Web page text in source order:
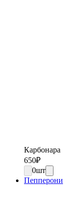
Карбонара
650₽
0шт
Пепперони